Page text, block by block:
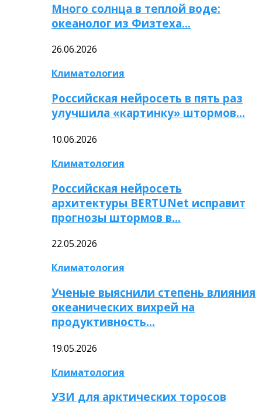
Много солнца в теплой воде:
океанолог из Физтеха…
26.06.2026
Климатология
Российская нейросеть в пять раз
улучшила «картинку» штормов…
10.06.2026
Климатология
Российская нейросеть
архитектуры BERTUNet исправит
прогнозы штормов в…
22.05.2026
Климатология
Ученые выяснили степень влияния
океанических вихрей на
продуктивность…
19.05.2026
Климатология
УЗИ для арктических торосов